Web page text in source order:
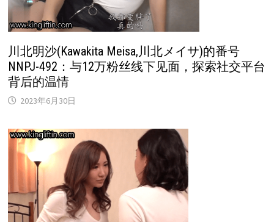
川北明沙(Kawakita Meisa,川北メイサ)的番号
NNPJ-492：与12万粉丝线下见面，探索社交平台
背后的温情
2023年6月30日